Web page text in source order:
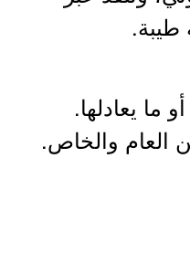
طيبة.
ما يعادلها.
العام والخاص.